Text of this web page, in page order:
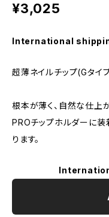
¥3,025
International
超薄ネイルチップ(Gタイ
根本が薄く、自然な仕上
PROチップホルダーに
ります。